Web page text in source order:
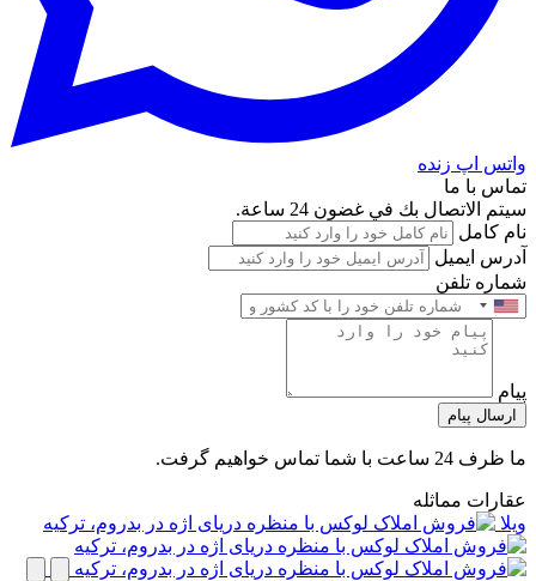
واتس اپ زنده
تماس با ما
سيتم الاتصال بك في غضون 24 ساعة.
نام کامل
آدرس ایمیل
شماره تلفن
پیام
ارسال پیام
ما ظرف 24 ساعت با شما تماس خواهیم گرفت.
عقارات مماثله
ویلا